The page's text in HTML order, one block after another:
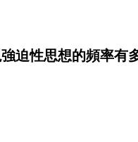
迫性思想的頻率有